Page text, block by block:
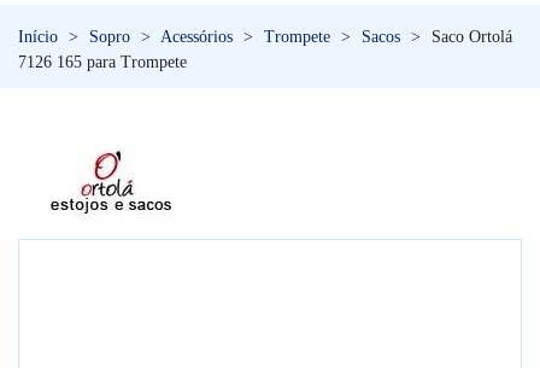
Início > Sopro > Acessórios > Trompete > Sacos >
Saco Ortolá
7126 165 para Trompete